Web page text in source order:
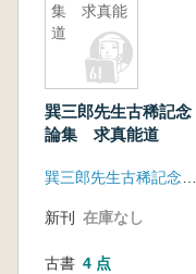
集 求真能
道
巽三郎先生古稀記念
論集 求真能道
巽三郎先生古稀記念論集刊行会 歴文堂書房
新刊 在庫なし
古書 4 点